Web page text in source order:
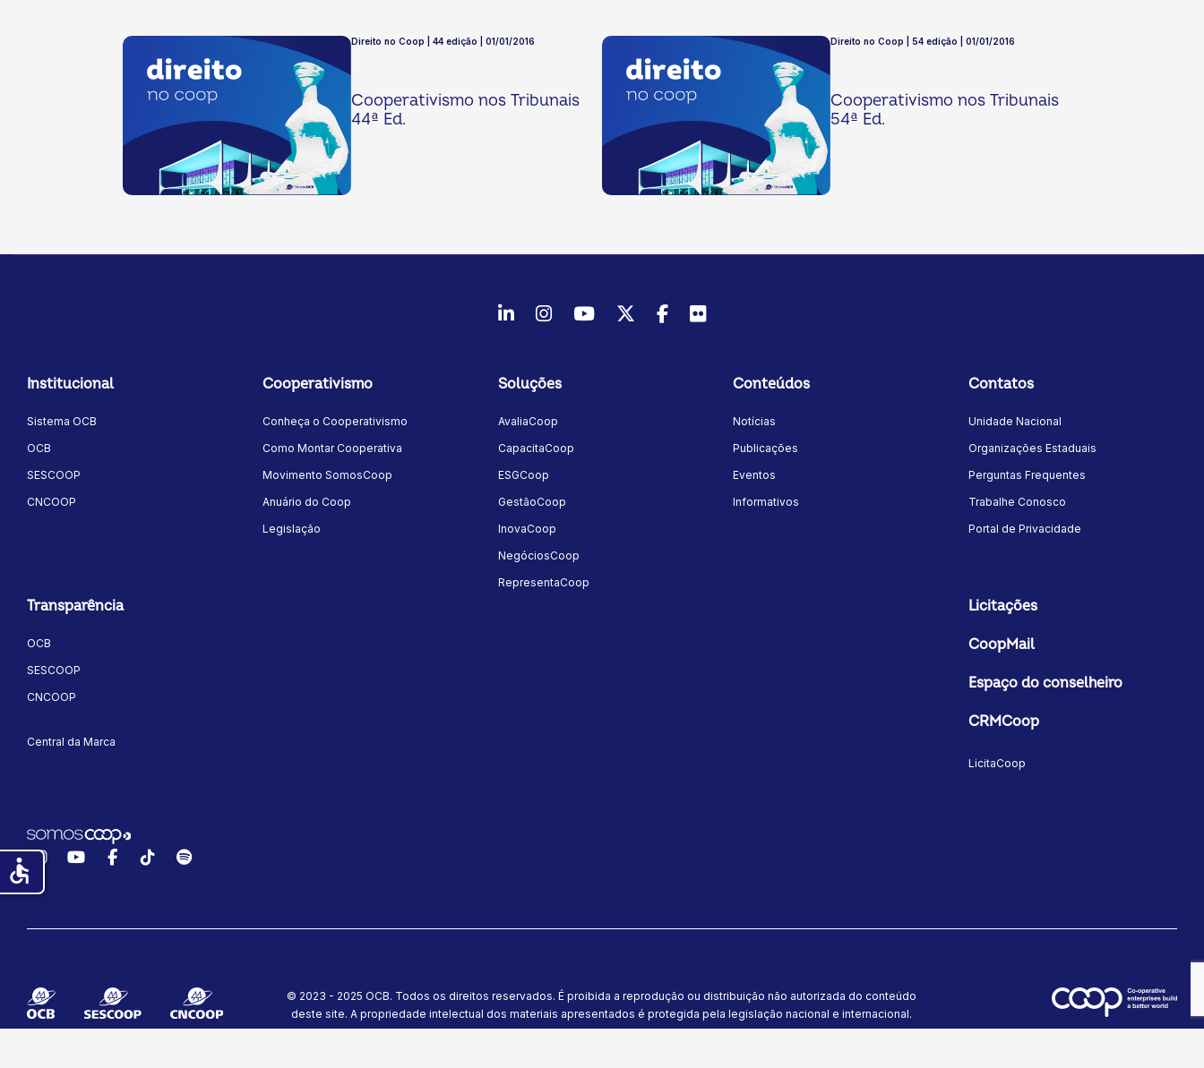
Direito no Coop | 44 edição | 01/01/2016
Cooperativismo nos Tribunais
44ª Ed.
Direito no Coop | 54 edição | 01/01/2016
Cooperativismo nos Tribunais
54ª Ed.
LinkedInInstagram
YoutubeTwitter/X
Facebook
Flickr
Institucional
Sistema OCB
OCB
SESCOOP
CNCOOP
Cooperativismo
Conheça o Cooperativismo
Como Montar Cooperativa
Movimento SomosCoop
Anuário do Coop
Legislação
Soluções
AvaliaCoop
CapacitaCoop
ESGCoop
GestãoCoop
InovaCoop
NegóciosCoop
RepresentaCoop
Conteúdos
Notícias
Publicações
Eventos
Informativos
Contatos
Unidade Nacional
Organizações Estaduais
Perguntas Frequentes
Trabalhe Conosco
Portal de Privacidade
Transparência
OCB
SESCOOP
CNCOOP
Central da Marca
Licitações
CoopMail
Espaço do conselheiro
CRMCoop
LicitaCoop
InstagramYouTubeFacebook
TikTokSpotify
© 2023 - 2025 OCB. Todos os direitos reservados. É proibida a reprodução ou distribuição não autorizada do conteúdo
deste site.A propriedade intelectual dos materiais apresentados é protegida pela legislação nacional e internacional.
accessible